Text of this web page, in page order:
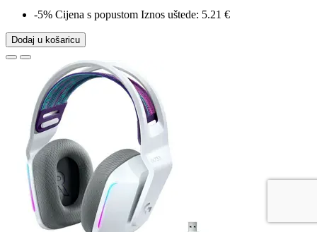
-5% Cijena s popustom Iznos uštede: 5.21 €
Dodaj u košaricu